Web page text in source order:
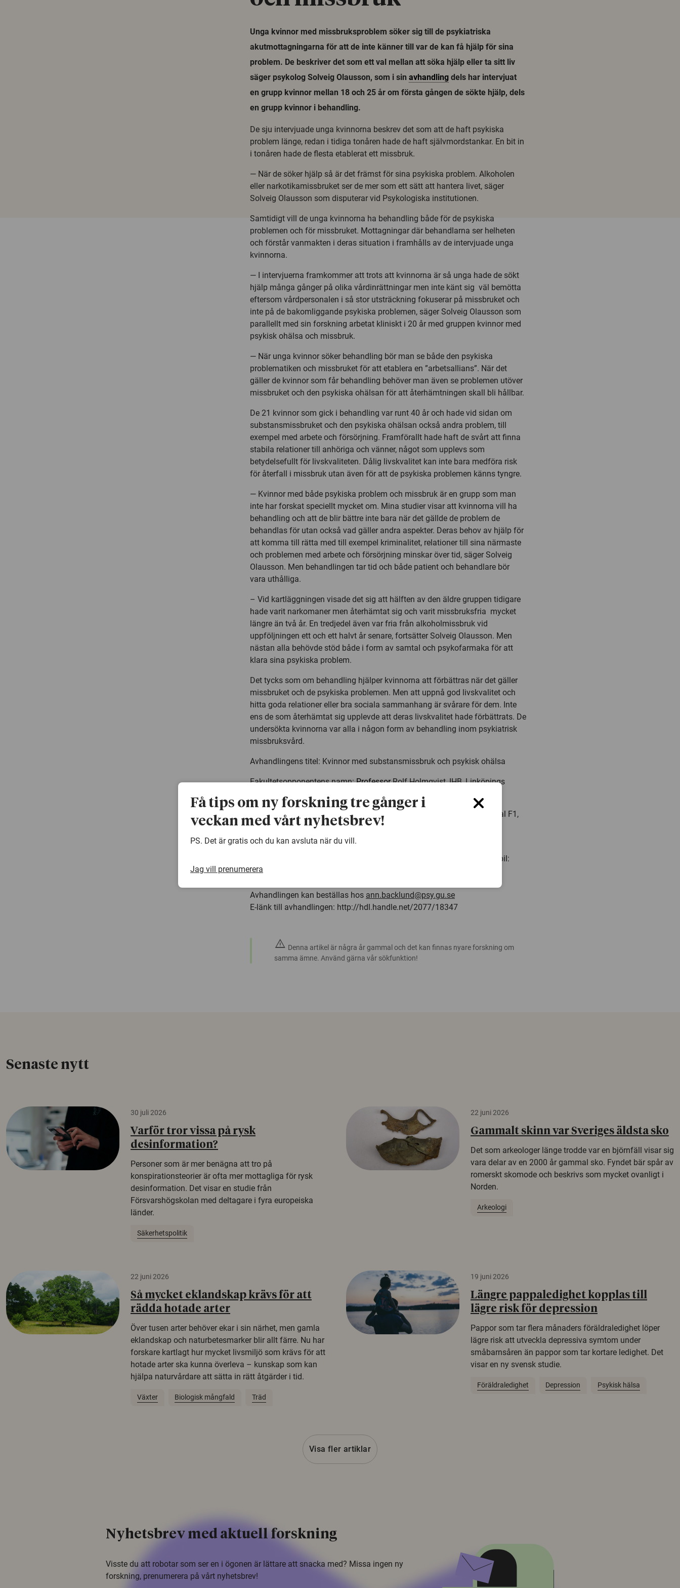
Unga kvinnor med missbruksproblem söker sig till de psykiatriska
akutmottagningarna för att de inte känner till var de kan få hjälp för sina
problem. De beskriver det som ett val mellan att söka hjälp eller ta sitt liv
säger psykolog Solveig Olausson, som i sin avhandling dels har intervjuat
en grupp kvinnor mellan 18 och 25 år om första gången de sökte hjälp, dels
en grupp kvinnor i behandling.
De sju intervjuade unga kvinnorna beskrev det som att de haft psykiska
problem länge, redan i tidiga tonåren hade de haft självmordstankar. En bit in
i tonåren hade de flesta etablerat ett missbruk.
— När de söker hjälp så är det främst för sina psykiska problem. Alkoholen
eller narkotikamissbruket ser de mer som ett sätt att hantera livet, säger
Solveig Olausson som disputerar vid Psykologiska institutionen.
Samtidigt vill de unga kvinnorna ha behandling både för de psykiska
problemen och för missbruket. Mottagningar där behandlarna ser helheten
och förstår vanmakten i deras situation i framhålls av de intervjuade unga
kvinnorna.
— I intervjuerna framkommer att trots att kvinnorna är så unga hade de sökt
hjälp många gånger på olika vårdinrättningar men inte känt sig väl bemötta
eftersom vårdpersonalen i så stor utsträckning fokuserar på missbruket och
inte på de bakomliggande psykiska problemen, säger Solveig Olausson som
parallellt med sin forskning arbetat kliniskt i 20 år med gruppen kvinnor med
psykisk ohälsa och missbruk.
— När unga kvinnor söker behandling bör man se både den psykiska
problematiken och missbruket för att etablera en ”arbetsallians”. När det
gäller de kvinnor som får behandling behöver man även se problemen utöver
missbruket och den psykiska ohälsan för att återhämtningen skall bli hållbar.
De 21 kvinnor som gick i behandling var runt 40 år och hade vid sidan om
substansmissbruket och den psykiska ohälsan också andra problem, till
exempel med arbete och försörjning. Framförallt hade haft de svårt att finna
stabila relationer till anhöriga och vänner, något som upplevs som
betydelsefullt för livskvaliteten. Dålig livskvalitet kan inte bara medföra risk
för återfall i missbruk utan även för att de psykiska problemen känns tyngre.
— Kvinnor med både psykiska problem och missbruk är en grupp som man
inte har forskat speciellt mycket om. Mina studier visar att kvinnorna vill ha
behandling och att de blir bättre inte bara när det gällde de problem de
behandlas för utan också vad gäller andra aspekter. Deras behov av hjälp för
att komma till rätta med till exempel kriminalitet, relationer till sina närmaste
och problemen med arbete och försörjning minskar över tid, säger Solveig
Olausson. Men behandlingen tar tid och både patient och behandlare bör
vara uthålliga.
– Vid kartläggningen visade det sig att hälften av den äldre gruppen tidigare
hade varit narkomaner men återhämtat sig och varit missbruksfria mycket
längre än två år. En tredjedel även var fria från alkoholmissbruk vid
uppföljningen ett och ett halvt år senare, fortsätter Solveig Olausson. Men
nästan alla behövde stöd både i form av samtal och psykofarmaka för att
klara sina psykiska problem.
Det tycks som om behandling hjälper kvinnorna att förbättras när det gäller
missbruket och de psykiska problemen. Men att uppnå god livskvalitet och
hitta goda relationer eller bra sociala sammanhang är svårare för dem. Inte
ens de som återhämtat sig upplevde att deras livskvalitet hade förbättrats. De
undersökta kvinnorna var alla i någon form av behandling inom psykiatrisk
missbruksvård.
Avhandlingens titel: Kvinnor med substansmissbruk och psykisk ohälsa
Fakultetsopponentens namn:ProfessorRolf Holmqvist, IHB, Linköpings
Tid och plats för disputation: Fredagen den 28:e november, kl. 13.00, sal F1,
Psykologiska Institutionen, Haraldsgatan 1, Göteborg.
Kontaktinformation
Avhandlingsförfattare: Solveig Olausson, tel. 031-343 69 20 (arb.), mobil:
070-2089 689
Avhandlingen kan beställas hos ann.backlund@psy.gu.se
E-länk till avhandlingen: http://hdl.handle.net/2077/18347
warning Denna artikel är några år gammal och det kan finnas nyare forskning om
samma ämne. Använd gärna vår sökfunktion!
Senaste nytt
30 juli 2026
Varför tror vissa på rysk
desinformation?
Personer som är mer benägna att tro på
konspirationsteorier är ofta mer mottagliga för rysk
desinformation. Det visar en studie från
Försvarshögskolan med deltagare i fyra europeiska
länder.
Säkerhetspolitik
22 juni 2026
Gammalt skinn var Sveriges äldsta sko
Det som arkeologer länge trodde var en björnfäll visar sig
vara delar av en 2000 år gammal sko. Fyndet bär spår av
romerskt skomode och beskrivs som mycket ovanligt i
Norden.
Arkeologi
22 juni 2026
Så mycket eklandskap krävs för att
rädda hotade arter
Över tusen arter behöver ekar i sin närhet, men gamla
eklandskap och naturbetesmarker blir allt färre. Nu har
forskare kartlagt hur mycket livsmiljö som krävs för att
hotade arter ska kunna överleva – kunskap som kan
hjälpa naturvårdare att sätta in rätt åtgärder i tid.
Växter Biologisk mångfald Träd
19 juni 2026
Längre pappaledighet kopplas till
lägre risk för depression
Pappor som tar flera månaders föräldraledighet löper
lägre risk att utveckla depressiva symtom under
småbarnsåren än pappor som tar kortare ledighet. Det
visar en ny svensk studie.
Föräldraledighet Depression Psykisk hälsa
Visa fler artiklar
Nyhetsbrev med aktuell forskning
Visste du att robotar som ser en i ögonen är lättare att snacka med? Missa ingen ny
forskning, prenumerera på vårt nyhetsbrev!
Få tips om ny forskning tre gånger i
veckan med vårt nyhetsbrev!
PS. Det är gratis och du kan avsluta när du vill.
Jag vill prenumerera